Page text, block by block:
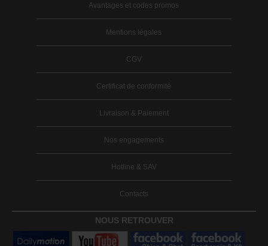
Avantages et codes promos
Mentions légales
CGV
Certificat de conformité
Livraison & Paiement
Nos engagements
Hotline & SAV
Contacts
NOUS RETROUVER